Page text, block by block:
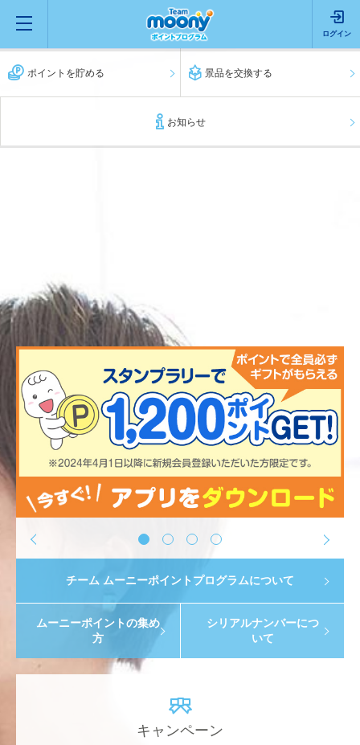
ログイン
ポイントを貯める 景品を交換する
お知らせ
チーム ムーニーポイントプログラムについて
ムーニーポイントの集め
方
シリアルナンバーにつ
いて
キャンペーン